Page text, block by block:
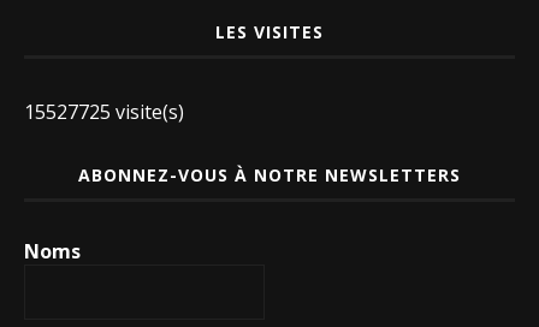
LES VISITES
15527725 visite(s)
ABONNEZ-VOUS À NOTRE NEWSLETTERS
Noms